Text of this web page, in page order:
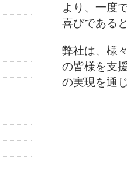
より、一度
喜びである
弊社は、様
の皆様を支
の実現を通